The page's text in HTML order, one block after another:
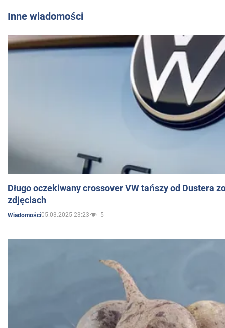
Inne wiadomości
Długo oczekiwany crossover VW tańszy od Dustera
zdjęciach
Wiadomości05.03.2025 23:23 5